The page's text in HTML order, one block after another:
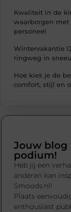
Kwaliteit in de
waarborgen met
personeel
Wintervakantie
ringweg in
Hoe kies je de
comfort, stijl en
Jouw blog
podium!
Heb jij een
anderen kan
Smoods.nl!
Plaats
enthousiast